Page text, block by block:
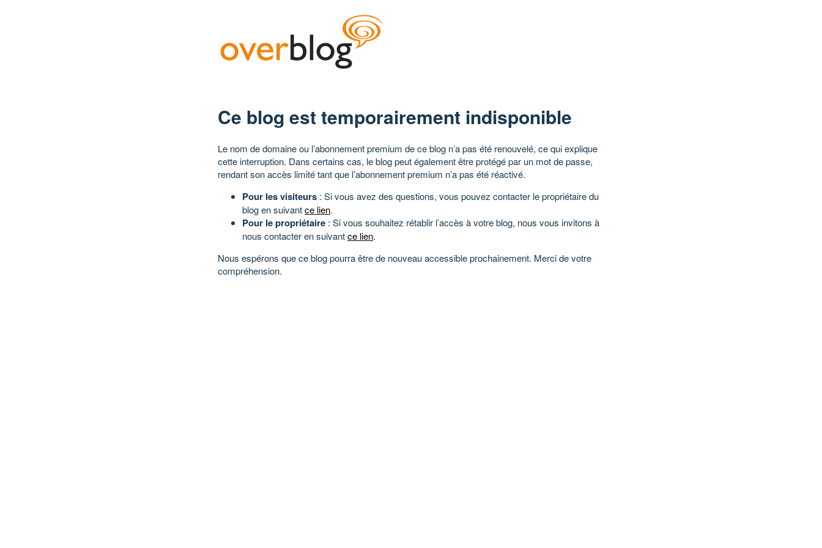
Ce blog est temporairement indisponible
Le nom de domaine ou l’abonnement premium de ce blog n’a pas été renouvelé, ce qui explique
cette interruption. Dans certains cas, le blog peut également être protégé par un mot de passe,
rendant son accès limité tant que l’abonnement premium n’a pas été réactivé.
Pour les visiteurs : Si vous avez des questions, vous pouvez contacter le propriétaire du
blog en suivantce lien.
Pour le propriétaire : Si vous souhaitez rétablir l’accès à votre blog, nous vous invitons à
nous contacter en suivantce lien.
Nous espérons que ce blog pourra être de nouveau accessible prochainement. Merci de votre
compréhension.